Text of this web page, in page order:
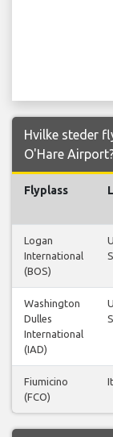
Hvilke steder
O'Hare
Flyplass
Logan
International
(BOS)
Washington
Dulles
International
(IAD)
Fiumicino
(FCO)